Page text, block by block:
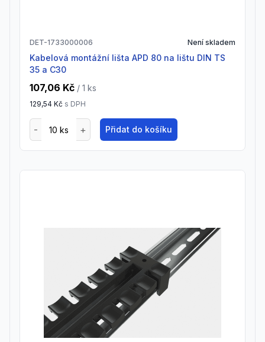
DET-1733000006 Není skladem
Kabelová montážní lišta APD 80 na lištu DIN TS
35 a C30
107,06 Kč / 1 ks
129,54 Kč s DPH
Přidat do košíku